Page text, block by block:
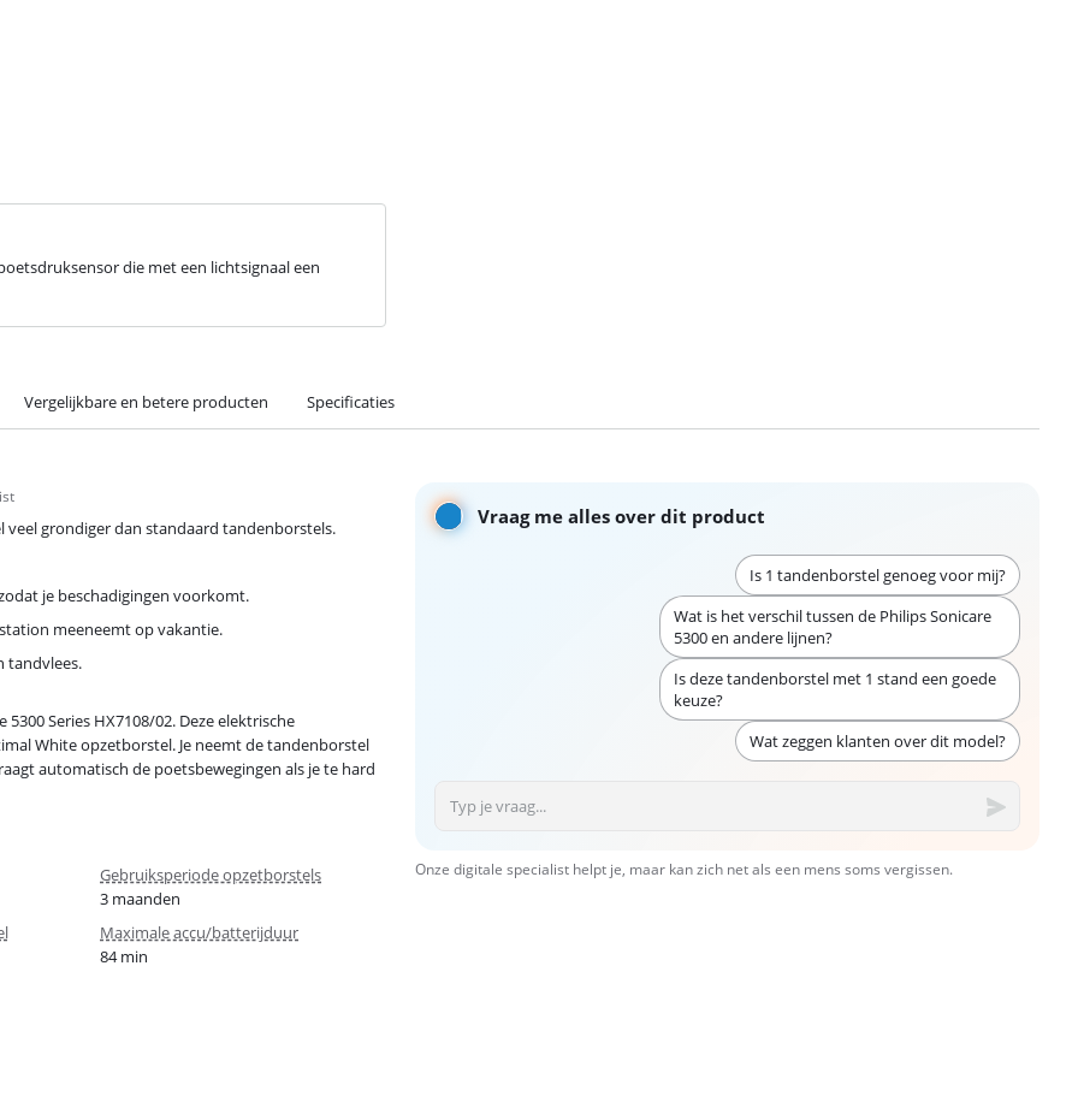
die met een lichtsignaal een
Vergelijkbare en betere producten Specificaties
Vraag me alles over dit product
Is 1 tandenborstel genoeg voor mij?
Wat is het verschil tussen de Philips Sonicare
5300 en andere lijnen?
Is deze tandenborstel met 1 stand een goede
keuze?
Wat zeggen klanten over dit model?
Onze digitale specialist helpt je, maar kan zich net als een mens soms vergissen.
grondiger dan standaard tandenborstels.
je beschadigingen voorkomt.
meeneemt op vakantie.
tandvlees.
Series HX7108/02. Deze elektrische
White opzetborstel. Je neemt de tandenborstel
automatisch de poetsbewegingen als je te hard
Gebruiksperiode opzetborstels
3 maanden
Maximale accu/batterijduur
84 min